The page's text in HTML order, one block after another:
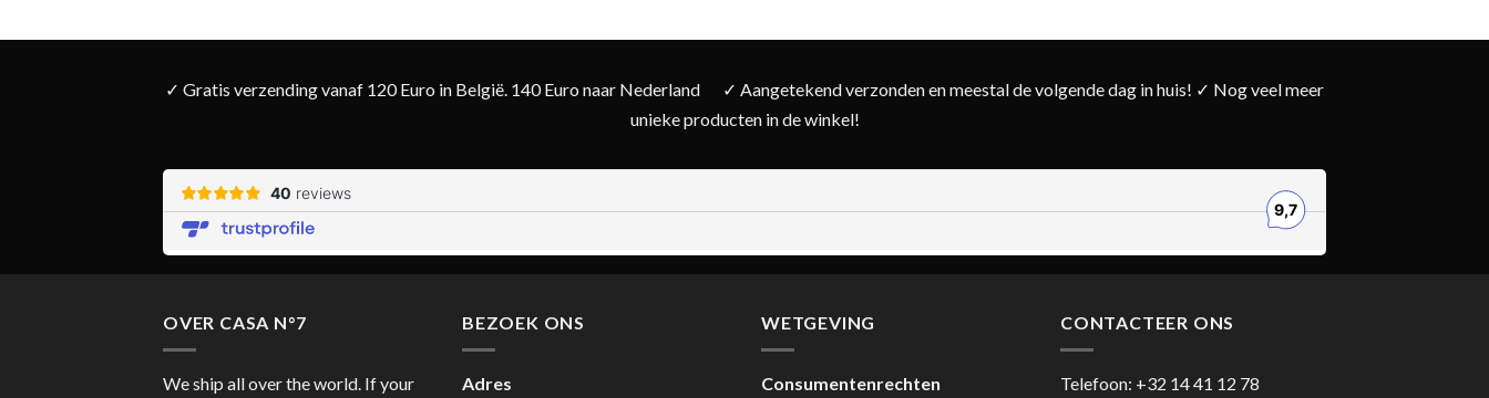
✓ Gratis verzending vanaf 120 Euro in België. 140 Euro naar Nederland
✓ Aangetekend verzonden en meestal de volgende dag in huis! ✓ Nog veel meer
unieke producten in de winkel!
OVER CASA N°7
We ship all over the world. If your
BEZOEK ONS
Adres
WETGEVING
Consumentenrechten
CONTACTEER ONS
Telefoon: +32 14 41 12 78